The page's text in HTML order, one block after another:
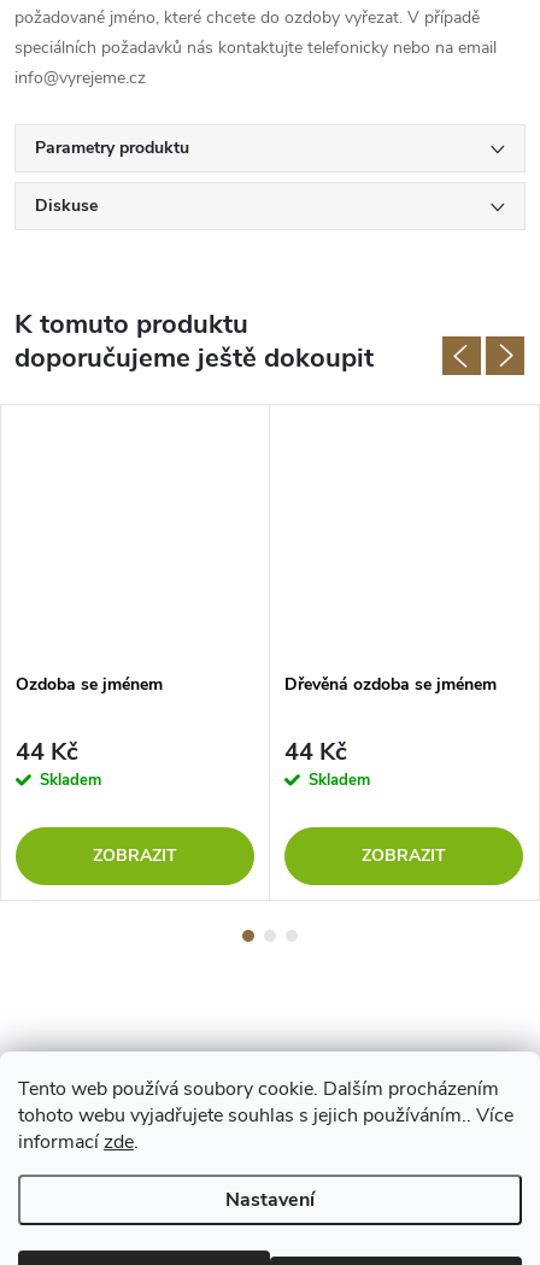
Tento web používá soubory cookie. Dalším procházením
tohoto webu vyjadřujete souhlas s jejich používáním.. Více
informacízde.
Nastavení
požadované jméno, které chcete do ozdoby vyřezat. V případě
speciálních požadavků nás kontaktujte telefonicky nebo na email
info@vyrejeme.cz
Parametry produktu
Diskuse
K tomuto produktu
doporučujeme ještě dokoupit
Ozdoba se jménem
44 Kč
Skladem
ZOBRAZIT
Dřevěná ozdoba se jménem
44 Kč
Skladem
ZOBRAZIT
Z
á
pCopyright 2026www.vyrejeme.cz. Všechna práva vyhrazena.Upravit
nastavení cookies